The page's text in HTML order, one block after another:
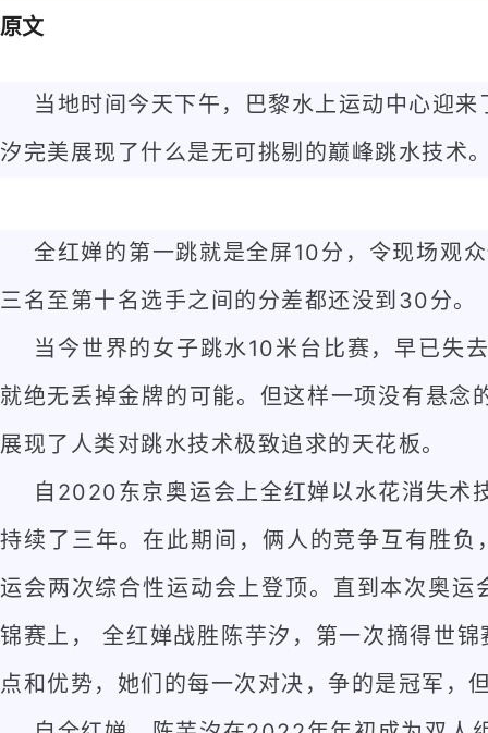
原文
当地时间今天下午，巴黎水上运动中心迎
汐完美展现了什么是无可挑剔的巅峰跳水技术
全红婵的第一跳就是全屏10分，令现场观
三名至第十名选手之间的分差都还没到30分。
当今世界的女子跳水10米台比赛，早已失
就绝无丢掉金牌的可能。但这样一项没有悬
展现了人类对跳水技术极致追求的天花板。
自2020东京奥运会上全红婵以水花消失术
持续了三年。在此期间，俩人的竞争互有胜
运会两次综合性运动会上登顶。直到本次奥
锦赛上， 全红婵战胜陈芋汐，第一次摘得世
点和优势，她们的每一次对决，争的是冠军，